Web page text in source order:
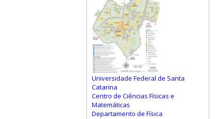
Universidade Federal de Santa
Catarina
Centro de Ciências Físicas e
Matemáticas
Departamento de Física